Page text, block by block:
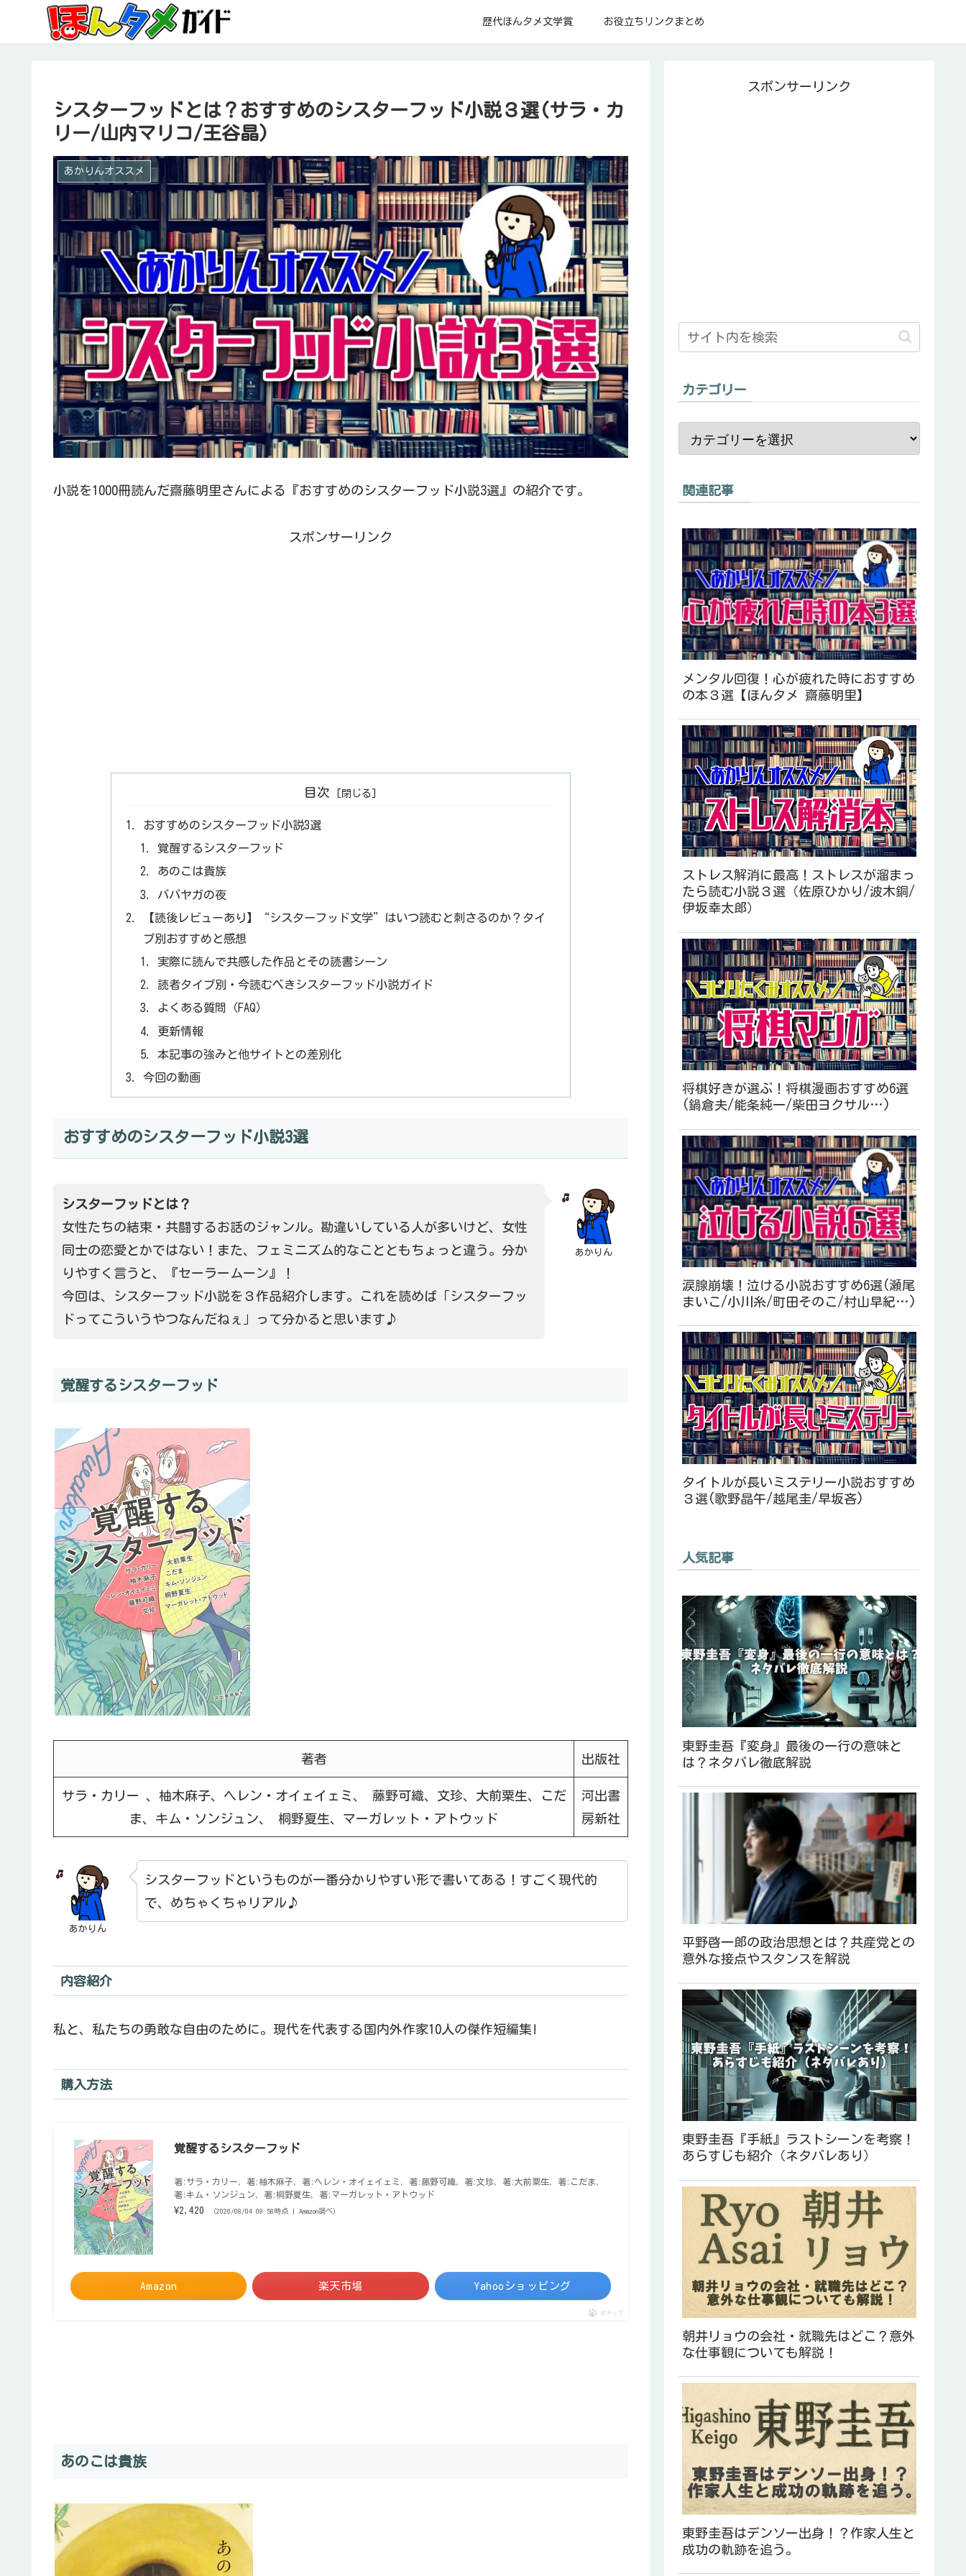
歴代ほんタメ文学賞 お役立ちリンクまとめ
シスターフッドとは？おすすめのシスターフッド小説３選(サラ・カ
リー/山内マリコ/王谷晶)
あかりんオススメ
小説を1000冊読んだ齋藤明里さんによる『おすすめのシスターフッド小説3選』の紹介です。
スポンサーリンク
目次
おすすめのシスターフッド小説3選
覚醒するシスターフッド
あのこは貴族
ババヤガの夜
【読後レビューあり】“シスターフッド文学”はいつ読むと刺さるのか？タイ
プ別おすすめと感想
実際に読んで共感した作品とその読書シーン
読者タイプ別・今読むべきシスターフッド小説ガイド
よくある質問（FAQ）
更新情報
本記事の強みと他サイトとの差別化
今回の動画
おすすめのシスターフッド小説3選
あかりん
シスターフッドとは？
女性たちの結束・共闘するお話のジャンル。勘違いしている人が多いけど、女性
同士の恋愛とかではない！また、フェミニズム的なことともちょっと違う。分か
りやすく言うと、『セーラームーン』！
今回は、シスターフッド小説を３作品紹介します。これを読めば「シスターフッ
ドってこういうやつなんだねぇ」って分かると思います♪
覚醒するシスターフッド
著者 出版社
サラ・カリー 、柚木麻子、ヘレン・オイェイェミ、 藤野可織、文珍、大前粟生、こだ
ま、キム・ソンジュン、 桐野夏生、マーガレット・アトウッド
河出書
房新社
あかりん
シスターフッドというものが一番分かりやすい形で書いてある！すごく現代的
で、めちゃくちゃリアル♪
内容紹介
私と、私たちの勇敢な自由のために。現代を代表する国内外作家10人の傑作短編集!
購入方法
覚醒するシスターフッド
著:サラ・カリー, 著:柚木麻子, 著:ヘレン・オイェイェミ, 著:藤野可織, 著:文珍, 著:大前粟生, 著:こだま,
著:キム・ソンジュン, 著:桐野夏生, 著:マーガレット・アトウッド
¥2,420 （2026/08/04 09:58時点 | Amazon調べ）
Amazon 楽天市場 Yahooショッピング
ポチップ
あのこは貴族
スポンサーリンク
カテゴリー
関連記事
メンタル回復！心が疲れた時におすすめ
の本３選【ほんタメ 齋藤明里】
ストレス解消に最高！ストレスが溜まっ
たら読む小説３選（佐原ひかり/波木銅/
伊坂幸太郎）
将棋好きが選ぶ！将棋漫画おすすめ6選
(鍋倉夫/能条純一/柴田ヨクサル…)
涙腺崩壊！泣ける小説おすすめ6選(瀬尾
まいこ/小川糸/町田そのこ/村山早紀…)
タイトルが長いミステリー小説おすすめ
３選(歌野晶午/越尾圭/早坂吝)
人気記事
東野圭吾『変身』最後の一行の意味と
は？ネタバレ徹底解説
平野啓一郎の政治思想とは？共産党との
意外な接点やスタンスを解説
東野圭吾『手紙』ラストシーンを考察！
あらすじも紹介（ネタバレあり）
朝井リョウの会社・就職先はどこ？意外
な仕事観についても解説！
東野圭吾はデンソー出身！？作家人生と
成功の軌跡を追う。